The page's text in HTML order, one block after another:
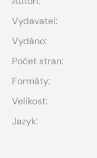
Vydavatel:
Vydáno:
Počet stran:
Formáty:
Velikost:
Jazyk: